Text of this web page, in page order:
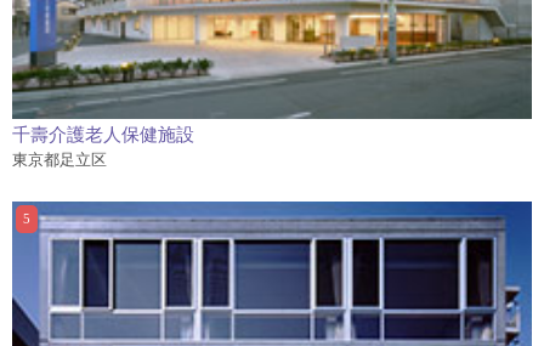
千壽介護老人保健施設
東京都足立区